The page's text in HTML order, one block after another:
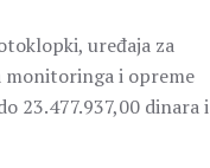
uređaja za
monitoringa i opreme
23.477.937,00 dinara i